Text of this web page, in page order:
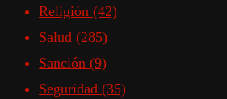
Religión (42)
Salud (285)
Sanción (9)
Seguridad (35)